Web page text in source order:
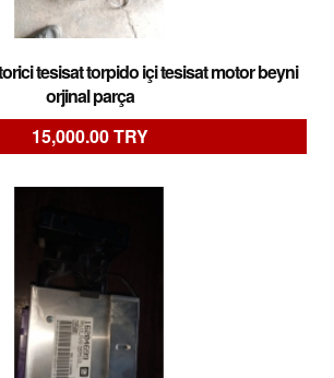
tesisat torpido içi tesisat motor beyni
orjinal parça
15,000.00 TRY